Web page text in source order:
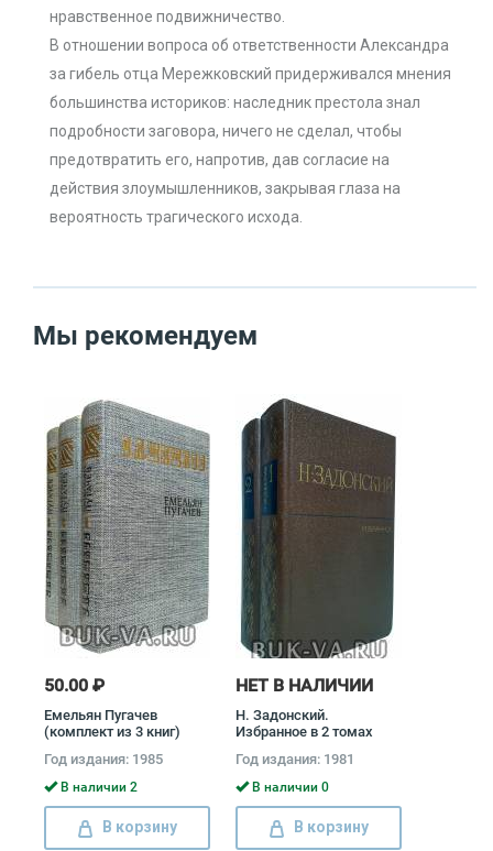
нравственное подвижничество.
В отношении вопроса об ответственности Александра
за гибель отца Мережковский придерживался мнения
большинства историков: наследник престола знал
подробности заговора, ничего не сделал, чтобы
предотвратить его, напротив, дав согласие на
действия злоумышленников, закрывая глаза на
вероятность трагического исхода.
Мы рекомендуем
50.00 ₽
Емельян Пугачев
(комплект из 3 книг)
Год издания: 1985
В наличии 2
В корзину
НЕТ В НАЛИЧИИ
Н. Задонский.
Избранное в 2 томах
Задонский
Год издания: 1981
В наличии 0
В корзину